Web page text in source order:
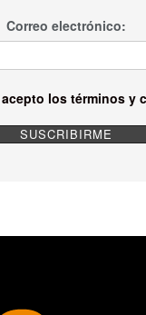
Correo electrónico:
los términos y